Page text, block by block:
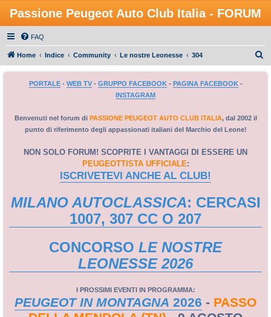
Passione Peugeot Auto Club Italia - FORUM
FAQ
Home Indice Community Le nostre Leonesse 304
PORTALE- WEB TV- GRUPPO FACEBOOK- PAGINA FACEBOOK-
INSTAGRAM
Benvenuti nel forum di PASSIONE PEUGEOT AUTO CLUB ITALIA, dal 2002 il
punto di riferimento degli appassionati italiani del Marchio del Leone!
NON SOLO FORUM! SCOPRITE I VANTAGGI DI ESSERE UN
PEUGEOTTISTA UFFICIALE:
ISCRIVETEVI ANCHE AL CLUB!
MILANO AUTOCLASSICA: CERCASI
1007, 307 CC O 207
CONCORSO LE NOSTRE
LEONESSE 2026
I PROSSIMI EVENTI IN PROGRAMMA:
PEUGEOT IN MONTAGNA 2026 - PASSO